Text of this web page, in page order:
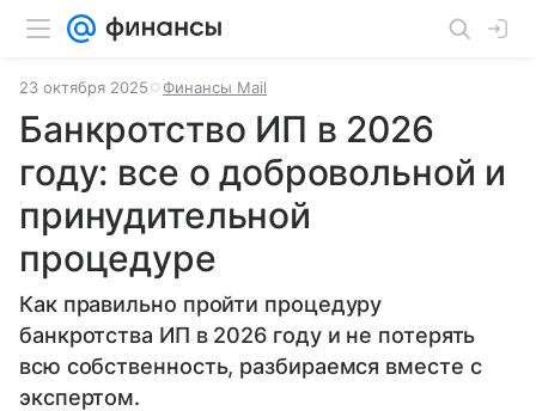
23 октября 2025 Финансы Mail
Банкротство ИП в 2026
году: все о добровольной и
принудительной
процедуре
Как правильно пройти процедуру
банкротства ИП в 2026 году и не потерять
всю собственность, разбираемся вместе с
экспертом.